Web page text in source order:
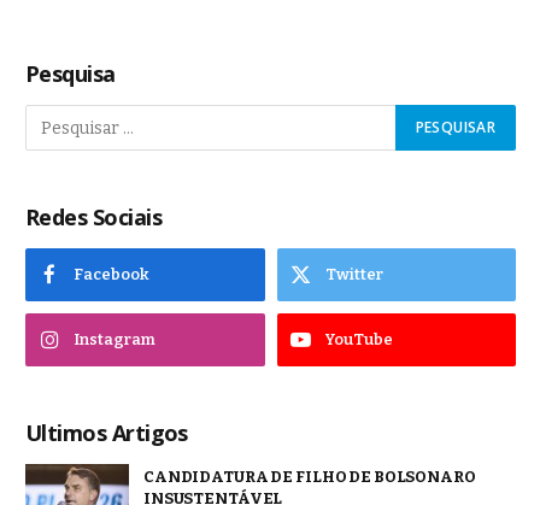
Pesquisa
Redes Sociais
Facebook Twitter
Instagram YouTube
Ultimos Artigos
CANDIDATURA DE FILHO DE BOLSONARO
INSUSTENTÁVEL